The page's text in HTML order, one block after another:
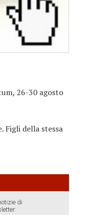
26-30 agosto
Figli della stessa
di